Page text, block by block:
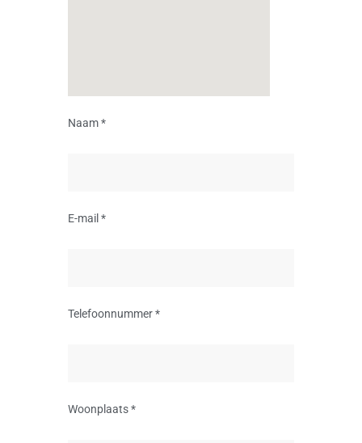
Naam *
E-mail *
Telefoonnummer *
Woonplaats *